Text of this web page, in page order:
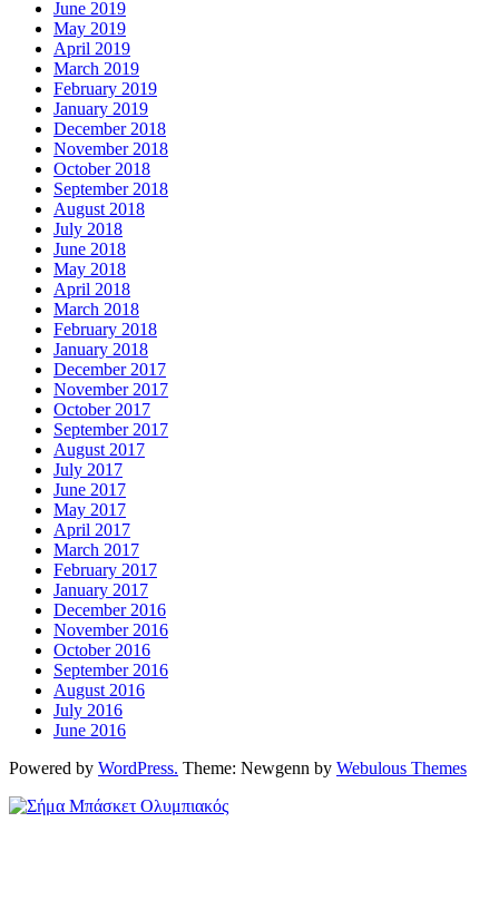
June 2019
May 2019
April 2019
March 2019
February 2019
January 2019
December 2018
November 2018
October 2018
September 2018
August 2018
July 2018
June 2018
May 2018
April 2018
March 2018
February 2018
January 2018
December 2017
November 2017
October 2017
September 2017
August 2017
July 2017
June 2017
May 2017
April 2017
March 2017
February 2017
January 2017
December 2016
November 2016
October 2016
September 2016
August 2016
July 2016
June 2016
Powered by WordPress. Theme: Newgenn by Webulous Themes